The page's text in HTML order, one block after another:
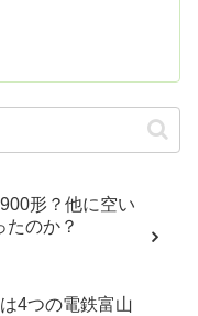
形？他に空い
たのか？
4つの電鉄富山